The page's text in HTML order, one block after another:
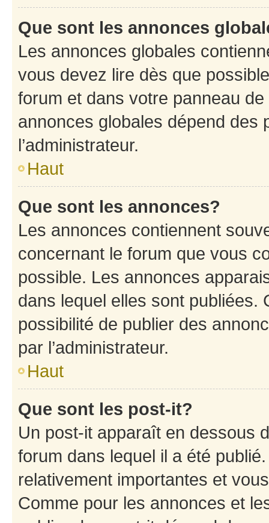
Que sont les annonces
Les annonces globales
vous devez lire dès que
forum et dans votre panneau
annonces globales dépend des
l’administrateur.
Haut
Que sont les annonces?
Les annonces contiennent
concernant le forum que vous
possible. Les annonces
dans lequel elles sont publiées.
possibilité de publier des
par l’administrateur.
Haut
Que sont les post-it?
Un post-it apparaît en dessous
forum dans lequel il a été
relativement importantes et
Comme pour les annonces et